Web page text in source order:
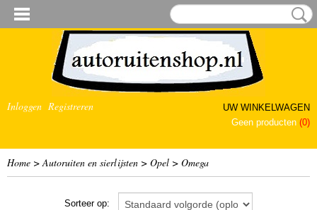
Inloggen Registreren
UW WINKELWAGEN
Geen producten (0)
Home >Autoruiten en sierlijsten > Opel > Omega
Sorteer op: